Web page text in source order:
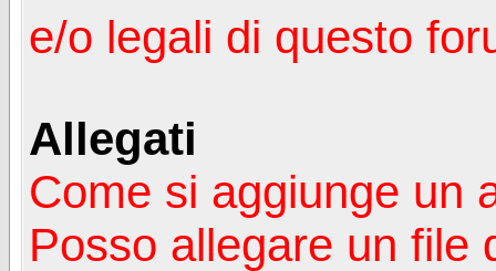
e/o legali di questo
Allegati
Come si aggiunge un
Posso allegare un file